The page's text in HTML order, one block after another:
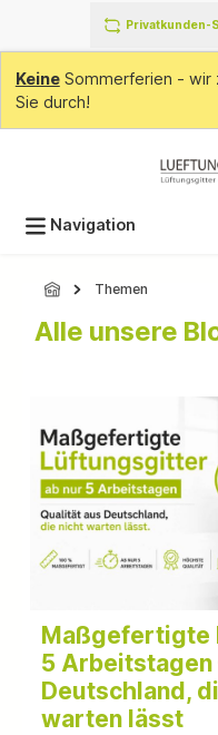
springen Privatkunden-
KeineSommerferien - wir
Sie durch!
Navigation
Themen
Alle unsere
Maßgefertigte
5 Arbeitstagen
Deutschland,
warten lässt